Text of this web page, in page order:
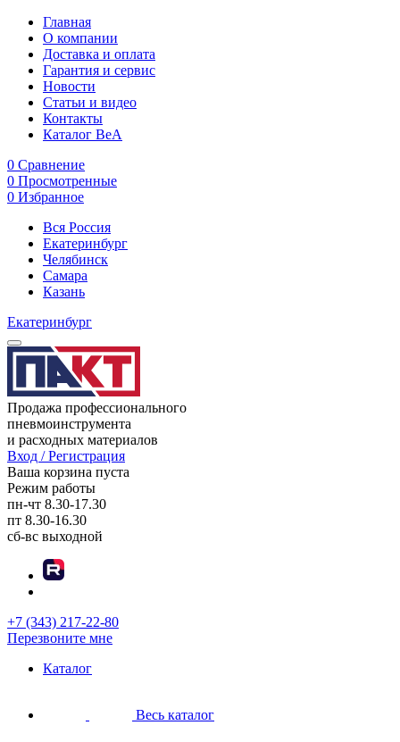
Главная
О компании
Доставка и оплата
Гарантия и сервис
Новости
Статьи и видео
Контакты
Каталог BeA
0 Сравнение
0 Просмотренные
0 Избранное
Вся Россия
Екатеринбург
Челябинск
Самара
Казань
Екатеринбург
Продажа профессионального
пневмоинструмента
и расходных материалов
Вход / Регистрация
Ваша корзина пуста
Режим работы
пн-чт 8.30-17.30
пт 8.30-16.30
сб-вс выходной
+7 (343) 217-22-80
Перезвоните мне
Каталог
Весь каталог